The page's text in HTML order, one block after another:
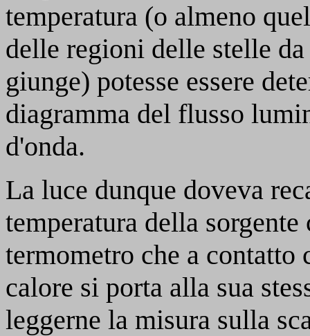
temperatura (o almeno
delle regioni delle stelle
giunge) potesse essere
diagramma del flusso
d'onda.
La luce dunque doveva
temperatura della
termometro che a contatto
calore si porta alla sua
leggerne la misura sulla